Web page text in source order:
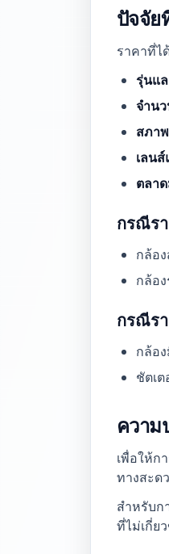
ปัจจัย
ราคาที่ไ
รุ่นแ
จำน
สภา
เลน
ตลา
กรณีร
กล้อ
กล้อ
กรณีร
กล้อ
ชัตเ
ความ
เพื่อให้ก
ทางสะด
สำหรับก
ที่ไม่เกี่ย